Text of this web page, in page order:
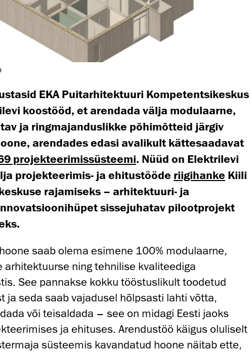
EKA Puitarhitektuuri Kompetentsikeskus
koostööd, et arendada välja modulaarne,
ja ringmajanduslikke põhimõtteid järgiv
arendades edasi avalikult kättesaadavat
projekteerimissüsteemi. Nüüd on Elektrilevi
projekteerimis- ja ehitustööde riigihanke Kiili
rajamiseks – arhitektuuri- ja
sissejuhatav pilootprojekt
saab olema esimene 100% modulaarne,
arhitektuurse ning tehnilise kvaliteediga
See pannakse kokku tööstuslikult toodetud
ja seda saab vajadusel hõlpsasti lahti võtta,
või teisaldada – see on midagi Eesti jaoks
ja ehituses. Arendustöö käigus oluliselt
süsteemis kavandatud hoone näitab ette,